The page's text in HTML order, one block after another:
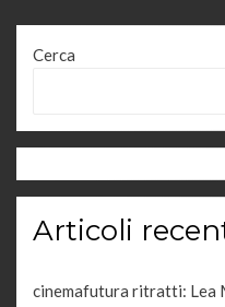
Cerca
Articoli
cinemafutura ritratti: Lea